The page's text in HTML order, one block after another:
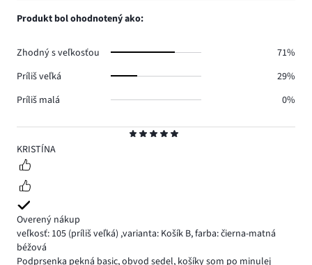
5
KRISTÍNA
Overený nákup
veľkosť: 105 (príliš veľká) ,varianta: Košík B,farba: čierna-matná
béžová
Podprsenka pekná basic, obvod sedel, košíky som po minulej
Produkt bol ohodnotený ako:
Zhodný s veľkosťou
71%
Príliš veľká
29%
Príliš malá
0%